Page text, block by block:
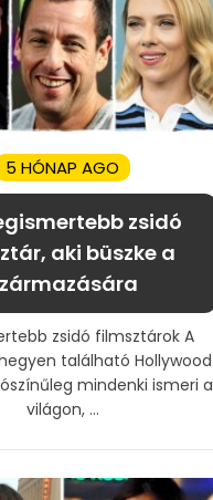
5 HÓNAP AGO
zsidó
aki büszke a
zsidó filmsztárok A
található Hollywood
mindenki ismeri a
világon, ...